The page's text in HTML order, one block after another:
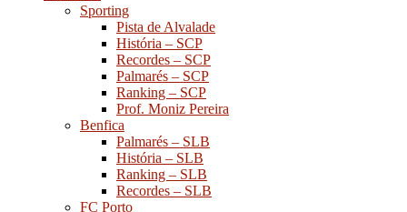
Sporting
Pista de Alvalade
História – SCP
Recordes – SCP
Palmarés – SCP
Ranking – SCP
Prof. Moniz Pereira
Benfica
Palmarés – SLB
História – SLB
Ranking – SLB
Recordes – SLB
FC Porto